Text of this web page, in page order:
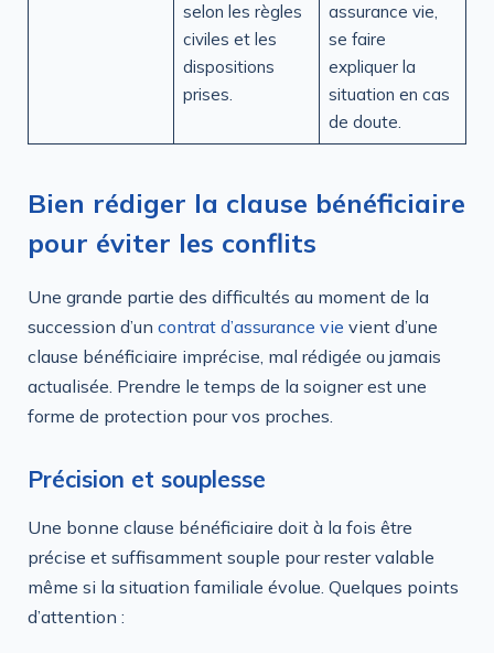
selon les règles
civiles et les
dispositions
prises.
assurance vie,
se faire
expliquer la
situation en cas
de doute.
Bien rédiger la clause bénéficiaire
pour éviter les conflits
Une grande partie des difficultés au moment de la
succession d’un contrat d’assurance vie vient d’une
clause bénéficiaire imprécise, mal rédigée ou jamais
actualisée. Prendre le temps de la soigner est une
forme de protection pour vos proches.
Précision et souplesse
Une bonne clause bénéficiaire doit à la fois être
précise et suffisamment souple pour rester valable
même si la situation familiale évolue. Quelques points
d’attention :